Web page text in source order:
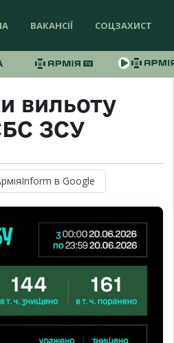
ВАКАНСІЇ СОЦЗАХИСТ
вильоту
ЗСУ
в Google